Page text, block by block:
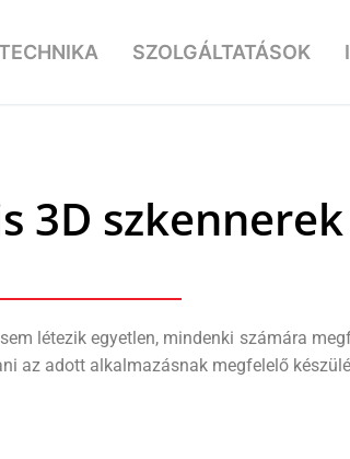
SZOLGÁLTATÁSOK
3D szkennerek
létezik egyetlen, mindenki számára
az adott alkalmazásnak megfelelő